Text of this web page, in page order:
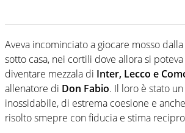
Aveva incominciato a giocare mosso
sotto casa, nei cortili dove allora si
diventare mezzala di Inter, Lecco e
allenatore di Don Fabio. Il loro è stato
inossidabile, di estrema coesione e
risolto smepre con fiducia e stima